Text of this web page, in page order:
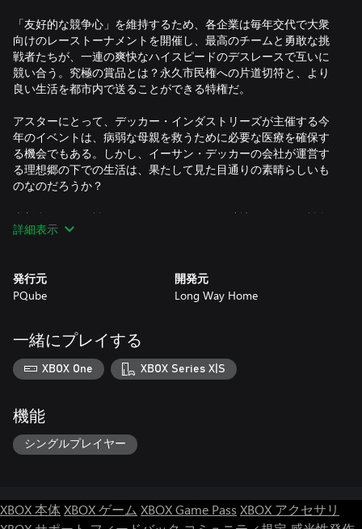
「友好的な競争心」を維持するため、各企業は毎年交代で大衆
向けのレーストーナメントを開催し、最高のチームと勇敢な挑
戦者たちが、一連の爽快なハイスピードのデスレースで互いに
競い合う。究極の賞品とは？永久市民権への片道切符と、より
良い生活を都市内で送ることができる特権だ。
アスターにとって、デッカー・インダストリーズが主催する今
年のイベントは、病弱な母親を救うために必要な医療を確保す
る機会でもある。しかし、イーサン・デッカーの会社が運営す
る理想郷の下での生活は、果たして見た目通りの素晴らしいも
のなのだろうか？
表彰台をめぐる戦いは、やがてシステムを破壊するための戦争
へと変わっていく。チームメイトを集め、プラズマエンジンを
詳細表示
発行元
PQube
開発元
Long Way Home
一緒にプレイする
XBOX One XBOX Series X|S
機能
シングルプレイヤー
XBOX 本体XBOX ゲーム XBOX Game Pass XBOX アクセサリ